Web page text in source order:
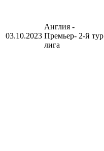
03.10.2023
Англия -
Премьер-
лига
2-й тур